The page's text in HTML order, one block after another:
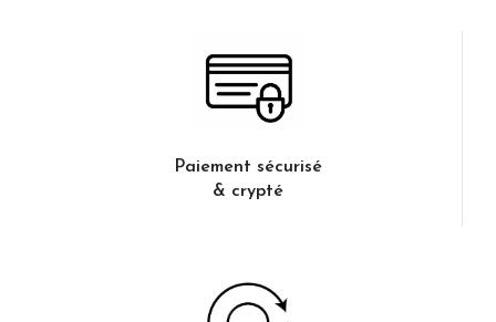
Paiement sécurisé
& crypté